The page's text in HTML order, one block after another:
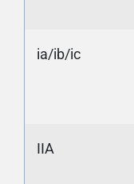
ia/ib/ic
IIA